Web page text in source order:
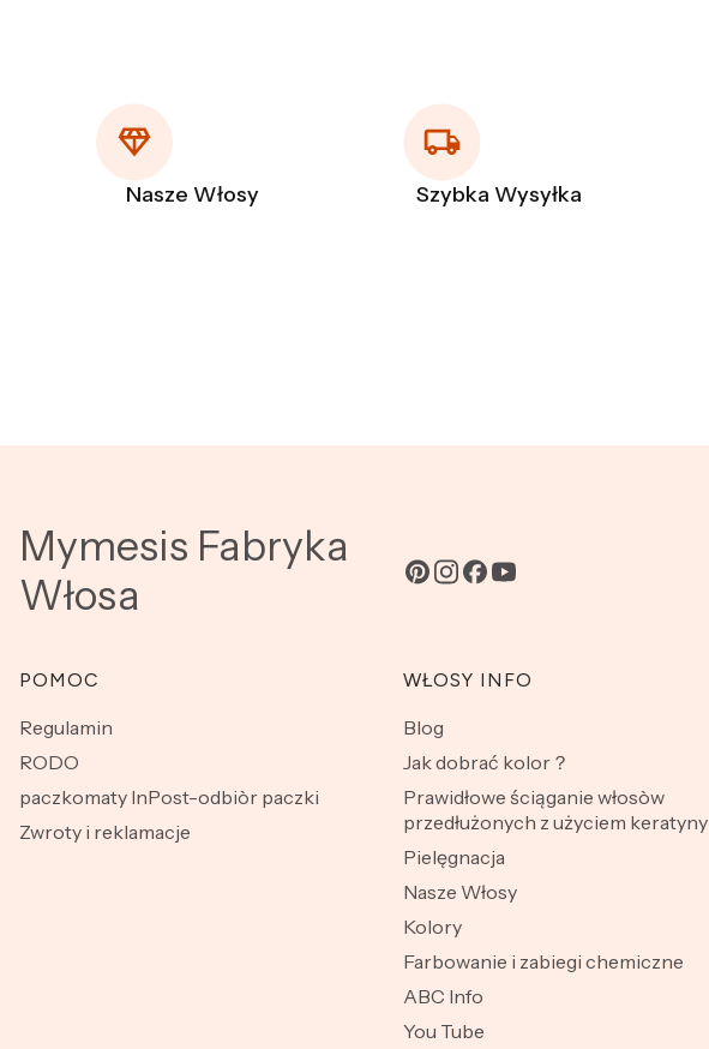
Nasze Włosy Szybka Wysyłka
Mymesis Fabryka
Włosa
Linki w stopce
POMOC
Regulamin
RODO
paczkomaty InPost-odbiòr paczki
Zwroty i reklamacje
WŁOSY INFO
Blog
Jak dobrać kolor？
Prawidłowe ściąganie włosòw
przedłużonych z użyciem keratyny
Pielęgnacja
Nasze Włosy
Kolory
Farbowanie i zabiegi chemiczne
ABC Info
You Tube